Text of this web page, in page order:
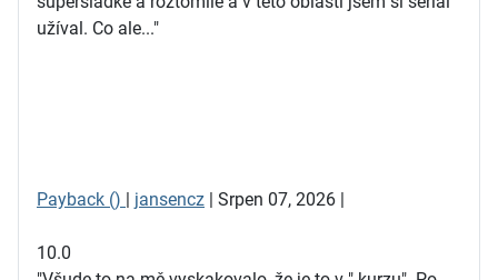
užíval. Co ale..."
Payback () | jansencz | Srpen 07, 2026 |
10.0